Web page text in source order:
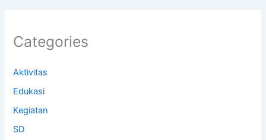
Categories
Aktivitas
Edukasi
Kegiatan
SD